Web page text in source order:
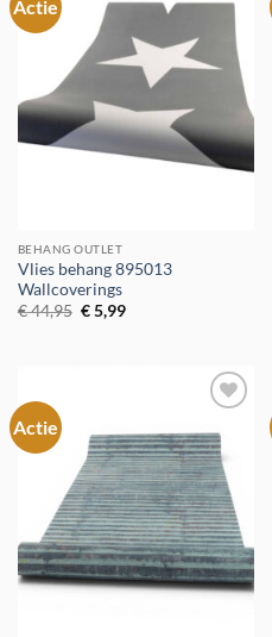
Actie
Toevoegen
verlanglijst
BEHANG OUTLET
Vlies behang 895013
Wallcoverings
€44,95 Oorspronkelijke
prijs
€5,99Huidige
Actie
aan
verlanglijst